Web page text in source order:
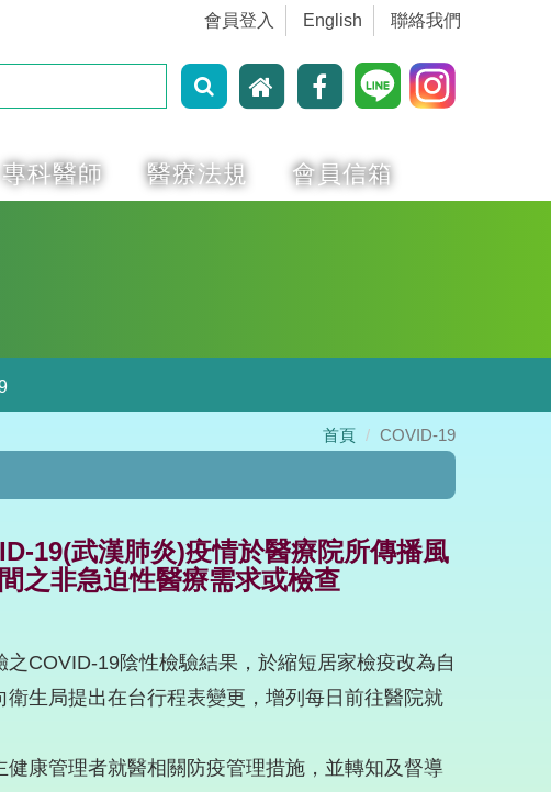
會員登入 English 聯絡我們
專科醫師 醫療法規 會員信箱
首頁 COVID-19
19(武漢肺炎)疫情於醫療院所傳播風
之非急迫性醫療需求或檢查
COVID-19陰性檢驗結果，於縮短居家檢疫改為自
生局提出在台行程表變更，增列每日前往醫院就
康管理者就醫相關防疫管理措施，並轉知及督導